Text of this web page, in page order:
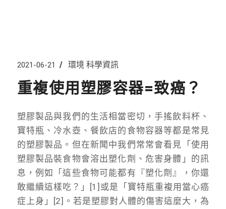
2021-06-21 環境 科學資訊
重複使用塑膠容器=致癌？
塑膠製品與我們的生活相當密切，手搖飲料杯、
寶特瓶、冷水壺、餐飲店的食物容器等都是常見
的塑膠製品。但在新聞中我們常常會看見「使用
塑膠製品裝食物會溶出塑化劑、危害身體」的訊
息，例如「這些食物可能都有『塑化劑』，你還
敢繼續這樣吃？」[1]或是「寶特瓶重複用當心癌
症上身」[2]。若是塑膠對人體的傷害這麼大，為